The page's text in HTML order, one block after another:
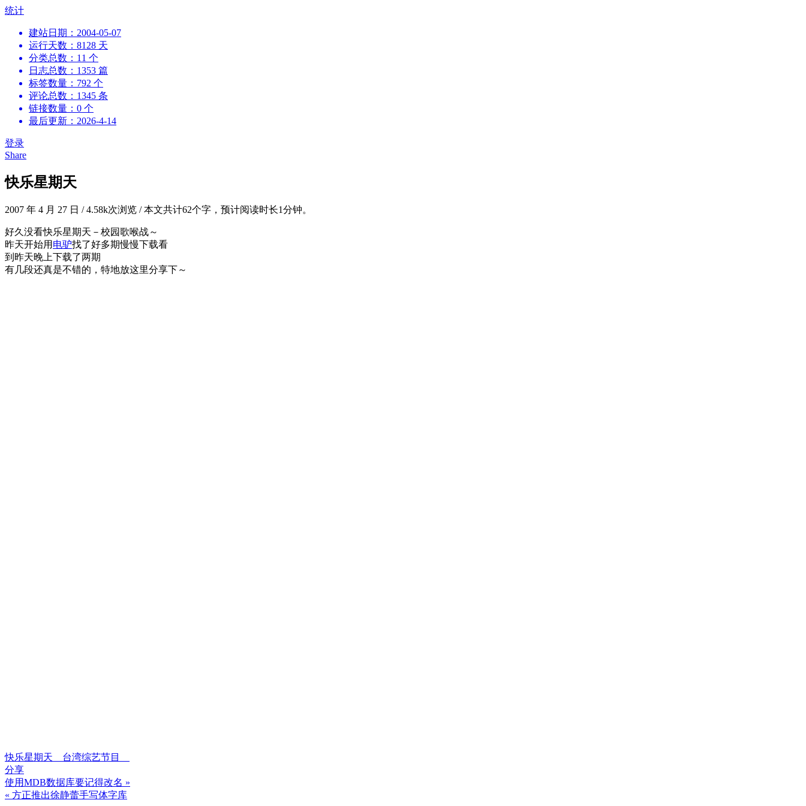
跳
统计
建站日期：2004-05-07
运行天数：8128 天
分类总数：11 个
日志总数：1353 篇
标签数量：792 个
评论总数：1345 条
链接数量：0 个
最后更新：2026-4-14
登录
Share
快乐星期天
2007 年 4 月 27 日 /4.58k次浏览 /本文共计62个字，预计阅读时长1分钟。
好久没看快乐星期天－校园歌喉战～
昨天开始用 电驴找了好多期慢慢下载看
到昨天晚上下载了两期
有几段还真是不错的，特地放这里分享下～
快乐星期天 台湾综艺节目
分享
文
使用MDB数据库要记得改名 »
« 方正推出徐静蕾手写体字库